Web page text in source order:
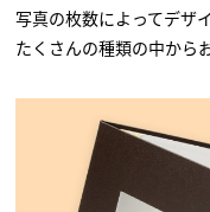
写真の枚数によってデザ
たくさんの種類の中から